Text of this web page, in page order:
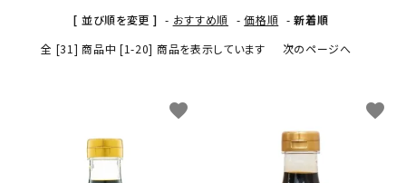
[ 並び順を変更 ] - おすすめ順 -価格順 -新着順
全 [31] 商品中 [1-20] 商品を表示しています
次のページへ
favorite favorite